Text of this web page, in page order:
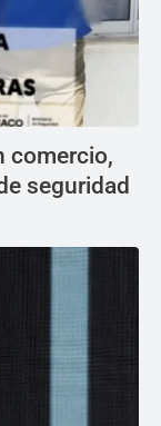
comercio,
seguridad